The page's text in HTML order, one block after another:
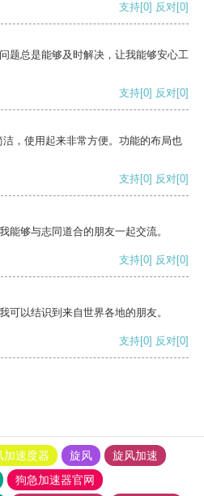
支持[0] 反对[0]
题总是能够及时解决，让我能够安心工
支持[0] 反对[0]
，使用起来非常方便。功能的布局也
支持[0] 反对[0]
能够与志同道合的朋友一起交流。
支持[0] 反对[0]
可以结识到来自世界各地的朋友。
支持[0] 反对[0]
加速度器 旋风
旋风加速
狗急加速器官网